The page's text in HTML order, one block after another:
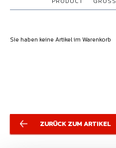
Sie haben keine Artikel im Warenkorb
ZURÜCK ZUM ARTIKEL